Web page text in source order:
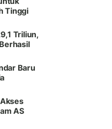
Tinggi
Triliun,
Baru
AS